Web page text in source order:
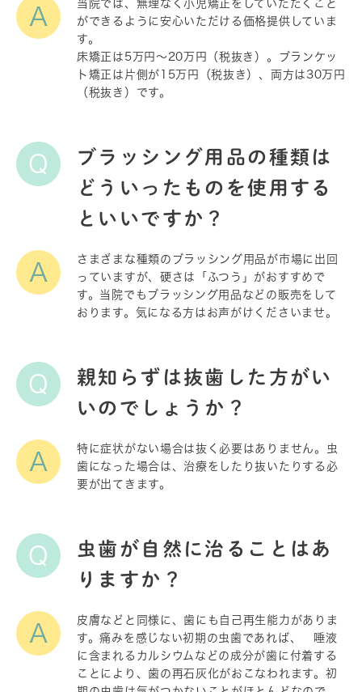
A
当院では、無理なく小児矯正をしていただくこと
ができるように安心いただける価格提供していま
す。
床矯正は5万円〜20万円（税抜き）。ブランケッ
ト矯正は片側が15万円（税抜き）、両方は30万円
（税抜き）です。
Q
ブラッシング用品の種類は
どういったものを使用する
といいですか？
A
さまざまな種類のブラッシング用品が市場に出回
っていますが、硬さは「ふつう」がおすすめで
す。当院でもブラッシング用品などの販売をして
おります。気になる方はお声がけくださいませ。
Q
親知らずは抜歯した方がい
いのでしょうか？
A
特に症状がない場合は抜く必要はありません。虫
歯になった場合は、治療をしたり抜いたりする必
要が出てきます。
Q
虫歯が自然に治ることはあ
りますか？
A
皮膚などと同様に、歯にも自己再生能力がありま
す。痛みを感じない初期の虫歯であれば、 唾液
に含まれるカルシウムなどの成分が歯に付着する
ことにより、歯の再石灰化がおこなわれます。初